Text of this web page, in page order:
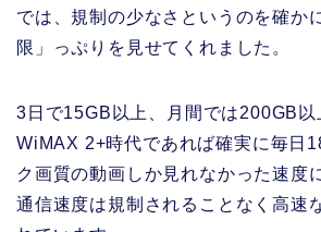
では、規制の少なさというのを確か
限」っぷりを見せてくれました。
3日で15GB以上、月間では200GB以
WiMAX 2+時代であれば確実に毎日
ク画質の動画しか見れなかった速度
通信速度は規制されることなく高速